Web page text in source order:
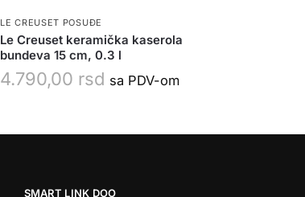
LE CREUSET POSUĐE
Le Creuset keramička kaserola
bundeva 15 cm, 0.3 l
4.790,00 rsd sa PDV-om
SMART LINK DOO